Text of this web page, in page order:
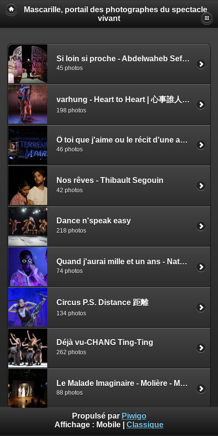
Mascarille, portail des photographes du spectacle
vivant
Si loin si proche - Abdelwaheb Sefsaf & Marion Guerrero
45 photos
varhung - Heart to Heart | 心事誰人知-Tjimur Dance Theatre
198 photos
Ô toi que j'aime ou le récit d'une apocalypse - Fida Mohissen
46 photos
Nos rêves - Thibault Segouin
42 photos
Dance n'speak easy
218 photos
Quand j'aurai mille et un ans - Nathalie Papin - Jérôme Wacquiez
74 photos
Circus P.S. Distance 距離
134 photos
Déjà vu-CHANG Ting-Ting
262 photos
Le Malade Imaginaire - Molière - Mohamed Brikat
88 photos
Propulsé par Piwigo
Affichage : Mobile Classique